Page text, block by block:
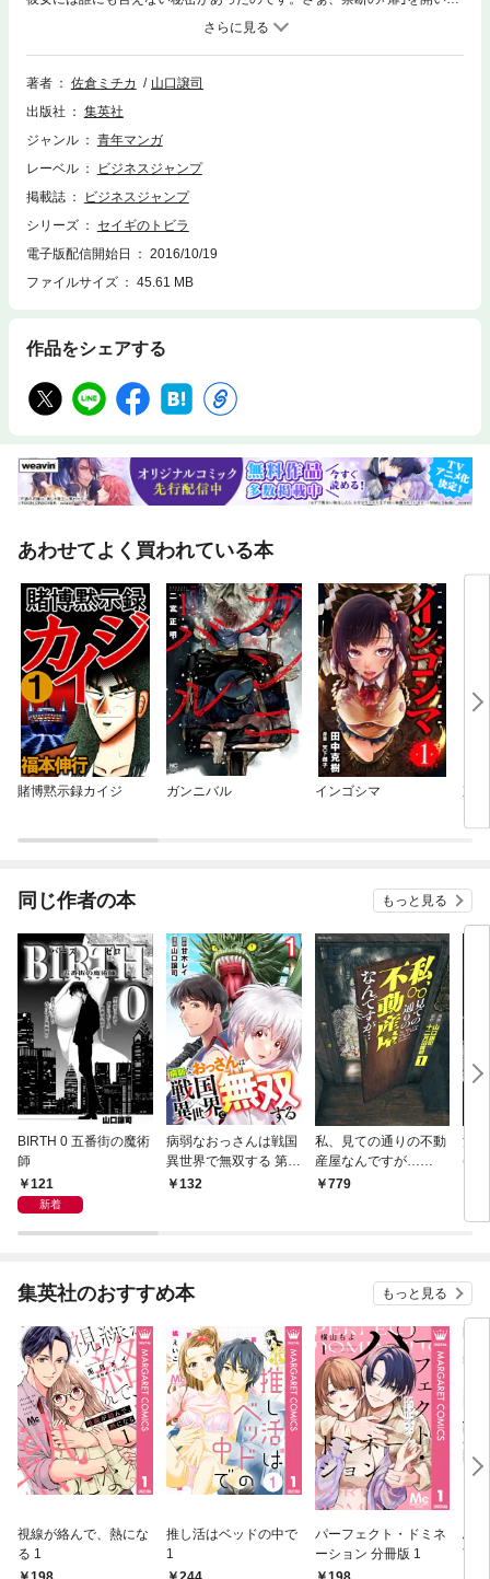
ください。エリさんの大活躍が始まります!
著者 佐倉ミチカ
山口譲司
出版社
集英社
ジャンル
青年マンガ
レーベル
ビジネスジャンプ
掲載誌
ビジネスジャンプ
シリーズ
セイギのトビラ
電子版配信開始日
2016/10/19
ファイルサイズ
45.61 MB
作品をシェアする
あわせてよく買われている本
賭博黙示録カイジ ガンニバル インゴシマ 東
同じ作者の本 もっと見る
BIRTH 0 五番街の魔術
師
121
新着
病弱なおっさんは戦国
異世界で無双する 第1
話132
私、見ての通りの不動
産屋なんですが…
（1）
779
江
(1)
集英社のおすすめ本 もっと見る
視線が絡んで、熱にな
る 1
推し活はベッドの中で
1
パーフェクト・ドミネ
ーション 分冊版 1
ふ
言